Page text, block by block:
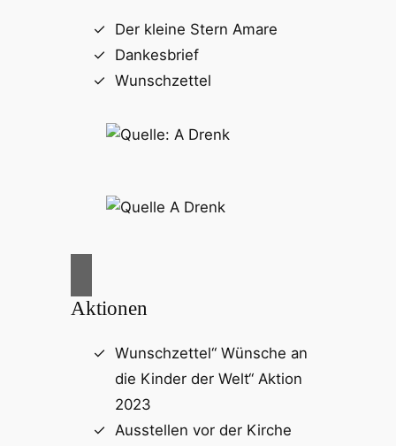
Der kleine Stern Amare
Dankesbrief
Wunschzettel
Aktionen
Wunschzettel“ Wünsche an
die Kinder der Welt“ Aktion
2023
Ausstellen vor der Kirche